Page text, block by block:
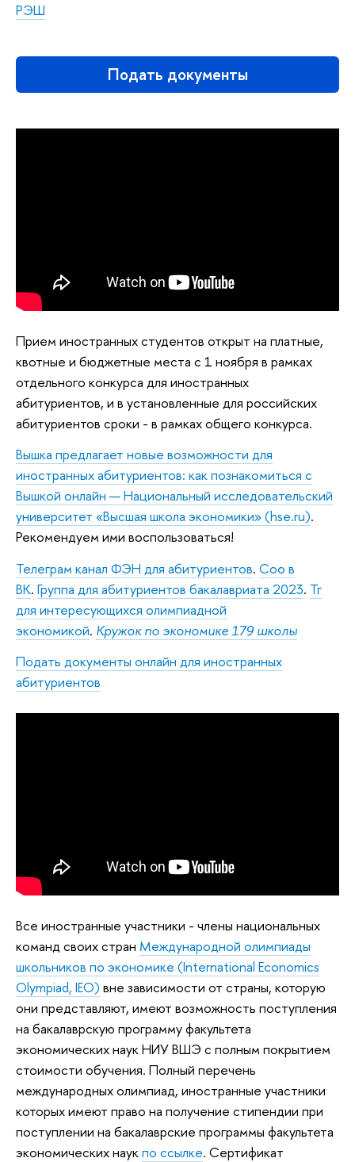
РЭШ
Подать документы
Прием иностранных студентов открыт на платные,
квотные и бюджетные места с 1 ноября в рамках
отдельного конкурса для иностранных
абитуриентов, и в установленные для российских
абитуриентов сроки - в рамках общего конкурса.
Вышка предлагает новые возможности для
иностранных абитуриентов: как познакомиться с
Вышкой онлайн — Национальный исследовательский
университет «Высшая школа экономики» (hse.ru).
Рекомендуем ими воспользоваться!
Телеграм канал ФЭН для абитуриентов. Соо в
ВК. Группа для абитуриентов бакалавриата 2023. Тг
для интересующихся олимпиадной
экономикой. Кружок по экономике 179 школы
Подать документы онлайн для иностранных
абитуриентов
Все иностранные участники - члены национальных
команд своих стран Международной олимпиады
школьников по экономике (International Economics
Olympiad, IEO) вне зависимости от страны, которую
они представляют, имеют возможность поступления
на бакалаврскую программу факультета
экономических наук НИУ ВШЭ с полным покрытием
стоимости обучения. Полный перечень
международных олимпиад, иностранные участники
которых имеют право на получение стипендии при
поступлении на бакалаврские программы факультета
экономических наукпо ссылке. Cертификат